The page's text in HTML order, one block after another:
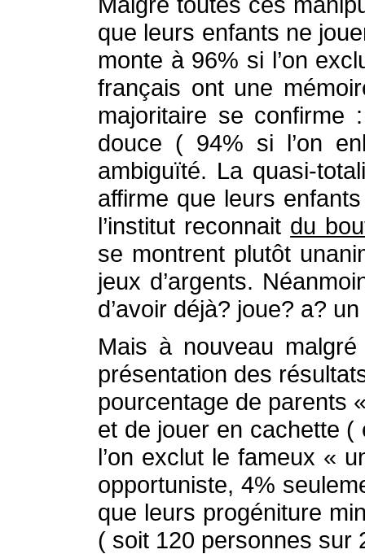
que leurs enfants ne
monte à 96% si l’on
français ont une
majoritaire se confirme
douce ( 94% si l’on
ambiguïté. La quasi-
affirme que leurs
l’institut reconnait du
se montrent plutôt
jeux d’argents.
d’avoir déjà? joue? a?
Mais à nouveau
présentation des
pourcentage de parents
et de jouer en cachette
l’on exclut le fameux «
opportuniste, 4%
que leurs progéniture
( soit 120 personnes sur